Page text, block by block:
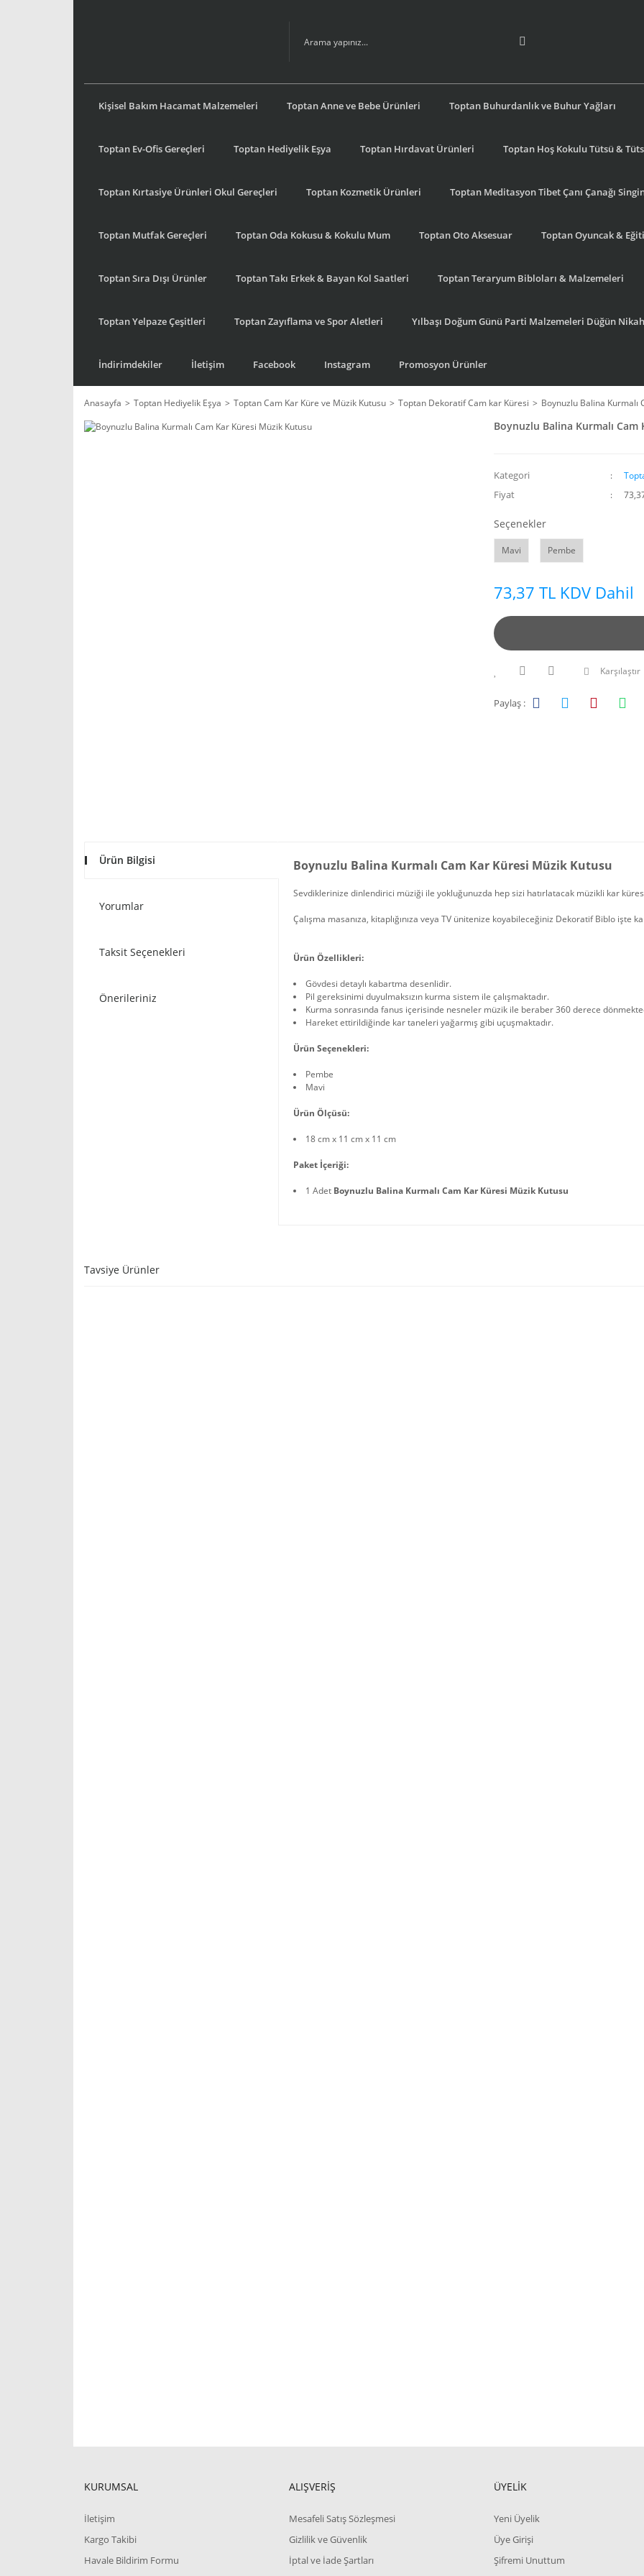
Kişisel Bakım Hacamat Malzemeleri Toptan Anne ve Bebe Ürünleri Toptan Buhurdanlık ve Buhur Yağları
Toptan Ev-Ofis Gereçleri Toptan Hediyelik Eşya Toptan Hırdavat Ürünleri Toptan Hoş Kokulu Tütsü &
Toptan Kırtasiye Ürünleri Okul Gereçleri Toptan Kozmetik Ürünleri Toptan Meditasyon Tibet Çanı Çanağı
Toptan Mutfak Gereçleri Toptan Oda Kokusu & Kokulu Mum Toptan Oto Aksesuar Toptan Oyuncak &
Toptan Sıra Dışı Ürünler Toptan Takı Erkek & Bayan Kol Saatleri Toptan Teraryum Bibloları & Malzemeleri
Toptan Yelpaze Çeşitleri Toptan Zayıflama ve Spor Aletleri Yılbaşı Doğum Günü Parti Malzemeleri Düğün
İndirimdekiler İletişim Facebook Instagram Promosyon Ürünler
Anasayfa Toptan Hediyelik Eşya Toptan Cam Kar Küre ve Müzik Kutusu Toptan Dekoratif Cam kar Küresi Boynuzlu Balina Kurmalı
Boynuzlu Balina Kurmalı
Kategori
Fiyat
Seçenekler
Mavi Pembe
73,37 TL KDV Dahil
Karşılaştır
Paylaş :
Ürün Bilgisi
Yorumlar
Taksit Seçenekleri
Önerileriniz
Boynuzlu Balina Kurmalı Cam Kar Küresi Müzik Kutusu
Sevdiklerinize dinlendirici müziği ile yokluğunuzda hep sizi hatırlatacak müzikli kar
Çalışma masanıza, kitaplığınıza veya TV ünitenize koyabileceğiniz Dekoratif Biblo işte
Ürün Özellikleri:
Gövdesi detaylı kabartma desenlidir.
Pil gereksinimi duyulmaksızın kurma sistem ile çalışmaktadır.
Kurma sonrasında fanus içerisinde nesneler müzik ile beraber 360 derece
Hareket ettirildiğinde kar taneleri yağarmış gibi uçuşmaktadır.
Ürün Seçenekleri:
Pembe
Mavi
Ürün Ölçüsü:
18 cm x 11 cm x 11 cm
Paket İçeriği:
1 Adet Boynuzlu Balina Kurmalı Cam Kar Küresi Müzik Kutusu
Tavsiye Ürünler
KURUMSAL
İletişim
Kargo Takibi
Havale Bildirim Formu
ALIŞVERİŞ
Mesafeli Satış Sözleşmesi
Gizlilik ve Güvenlik
İptal ve İade Şartları
ÜYELİK
Yeni Üyelik
Üye Girişi
Şifremi Unuttum